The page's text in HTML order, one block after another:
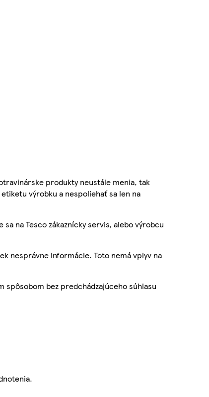
produkty neustále menia, tak
výrobku a nespoliehať sa len na
na Tesco zákaznícky servis, alebo výrobcu
nesprávne informácie. Toto nemá vplyv na
bez predchádzajúceho súhlasu